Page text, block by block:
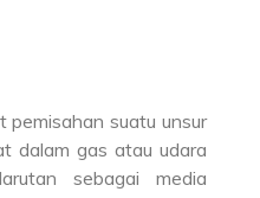
suatu unsur
dalam gas atau udara
sebagai media